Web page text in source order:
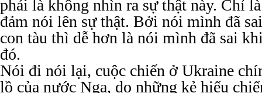
phải là không nhìn ra sự thật này. Chỉ
đảm nói lên sự thật. Bởi nói mình đã
con tàu thì dễ hơn là nói mình đã sai
đó.
Nói đi nói lại, cuộc chiến ở Ukraine
lồ của nước Nga, do những kẻ hiếu